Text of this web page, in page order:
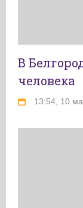
В
человека
13:54, 10